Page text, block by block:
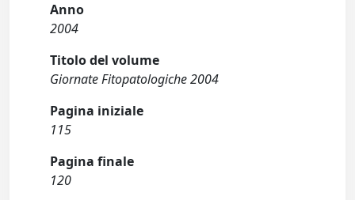
Anno
2004
Titolo del volume
Giornate Fitopatologiche 2004
Pagina iniziale
115
Pagina finale
120